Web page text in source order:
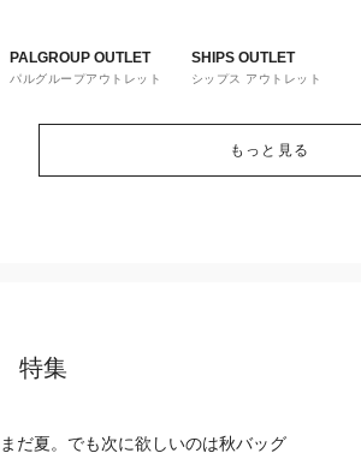
PALGROUP OUTLET
パルグループアウトレット
SHIPS OUTLET
シップス アウトレット
もっと見る
特集
まだ夏。でも次に欲しいのは秋バッグ